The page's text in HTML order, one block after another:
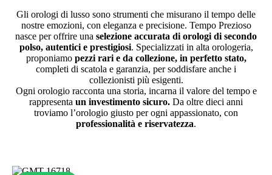
GIOIELLERIA
MAGAZINE
CONTATTI
Gli orologi di lusso sono strumenti che misurano il tempo delle
nostre emozioni, con eleganza e precisione. Tempo Prezioso
nasce per offrire una selezione accurata di orologi di secondo
polso, autentici e prestigiosi. Specializzati in alta orologeria,
proponiamo pezzi rari e da collezione, in perfetto stato,
completi di scatola e garanzia, per soddisfare anche i
collezionisti più esigenti.
Ogni orologio racconta una storia, incarna il valore del tempo e
rappresenta un investimento sicuro. Da oltre dieci anni
troviamo l’orologio giusto per ogni appassionato, con
professionalità e riservatezza.